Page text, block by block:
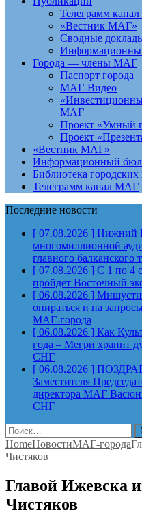
Телеграмм
«Вестник МАГ»
Сводные
Города — члены МАГ
Паспорт города
МАГ-Видео
МАГ
Проект «Умный
Проект
«Вестник МАГ»
Информационный
Библиотека
Телеграмм канал МАГ
Последние новости
[ 07.08.2026 ] Нижний
многомиллионной
главного балканского
[ 07.08.2026 ] С 1 по 4
пройдет Восточный
[ 06.08.2026 ]
опираться и на
МАГ-города
[ 06.08.2026 ] Как
года – Мегри хранит
СНГ
[ 06.08.2026 ]
Заместителя
директора МАГ
СНГ
Найти:
HomeНовостиМАГ-города
Чистяков
Главой Ижевска
Чистяков